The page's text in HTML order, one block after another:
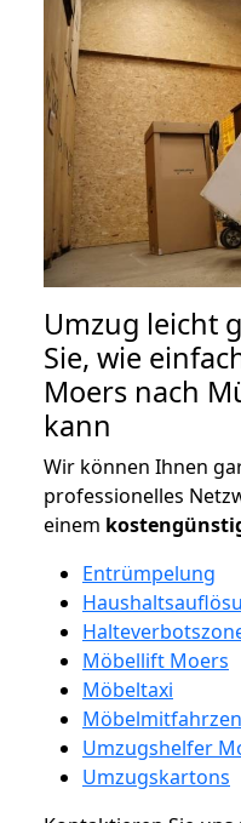
Umzug leicht
Sie, wie
Moers nach
kann
Wir können Ihnen
professionelles
einem
Entrümpelung
Möbellift Moers
Möbeltaxi
Umzugshelfer
Umzugskartons